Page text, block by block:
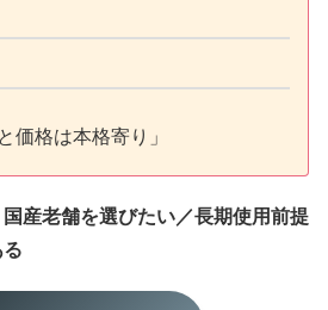
価格は本格寄り」
産老舗を選びたい／長期使用前提